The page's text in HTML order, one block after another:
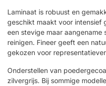
Laminaat is robuust en
geschikt maakt voor intensief
een stevige maar
reinigen. Fineer geeft een
gekozen voor
Onderstellen van
zilvergrijs. Bij sommige